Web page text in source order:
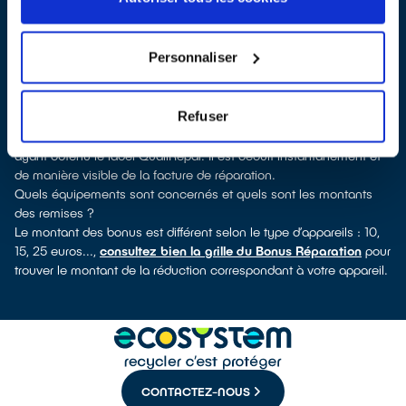
Personnaliser
Refuser
. En cliquant sur la fiche détaillée du réparateur, vous
verrez pour quels types d’appareils ce professionnel a obtenu le
télévision, téléphone mobile, outils électriques : à chaque famille
d’équipements son réparateur spécialisé et labellisé QualiRépar.
Consulter l’annuaire
Comment bénéficier du Bonus Réparation à Bergerac ?
Le Bonus Réparation est en vigueur chez tous les réparateurs
ayant obtenu le label QualiRépar. Il est déduit instantanément et
de manière visible de la facture de réparation.
Quels équipements sont concernés et quels sont les montants
des remises ?
Le montant des bonus est différent selon le type d’appareils : 10,
15, 25 euros..., consultez bien la grille du Bonus Réparation pour
trouver le montant de la réduction correspondant à votre appareil.
CONTACTEZ-NOUS